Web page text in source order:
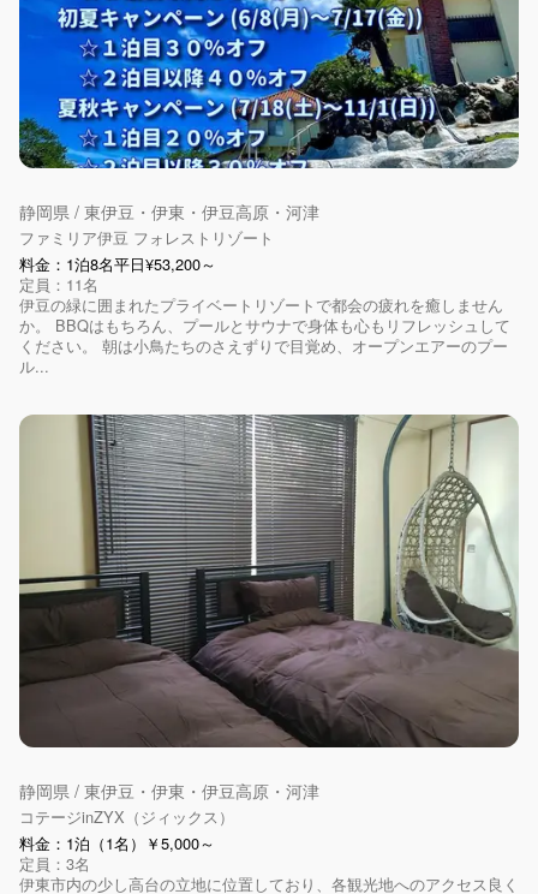
静岡県 / 東伊豆・伊東・伊豆高原・河津
ファミリア伊豆 フォレストリゾート
料金：1泊8名平日¥53,200～
定員：11名
伊豆の緑に囲まれたプライベートリゾートで都会の疲れを癒しません
か。 BBQはもちろん、プールとサウナで身体も心もリフレッシュして
ください。 朝は小鳥たちのさえずりで目覚め、オープンエアーのプー
ル...
静岡県 / 東伊豆・伊東・伊豆高原・河津
コテージinZYX（ジィックス）
料金：1泊（1名）￥5,000～
定員：3名
伊東市内の少し高台の立地に位置しており、各観光地へのアクセス良く